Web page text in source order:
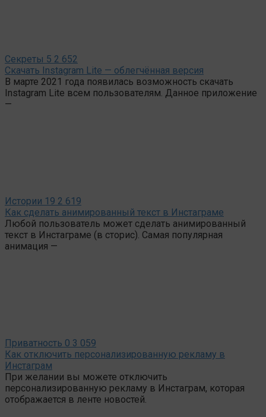
Секреты 5 2 652
Скачать Instagram Lite — облегчённая версия
В марте 2021 года появилась возможность скачать
Instagram Lite всем пользователям. Данное приложение
—
Истории 19 2 619
Как сделать анимированный текст в Инстаграме
Любой пользователь может сделать анимированный
текст в Инстаграме (в сторис). Самая популярная
анимация —
Приватность 0 3 059
Как отключить персонализированную рекламу в
Инстаграм
При желании вы можете отключить
персонализированную рекламу в Инстаграм, которая
отображается в ленте новостей.